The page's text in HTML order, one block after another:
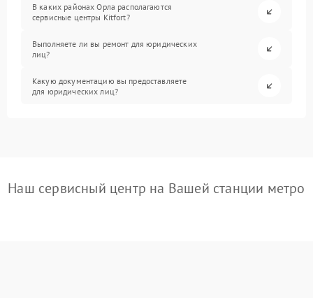
В каких районах Орла располагаются
сервисные центры Kitfort?
Выполняете ли вы ремонт для юридических
лиц?
Какую документацию вы предоставляете
для юридических лиц?
Наш сервисный центр на Вашей станции метро